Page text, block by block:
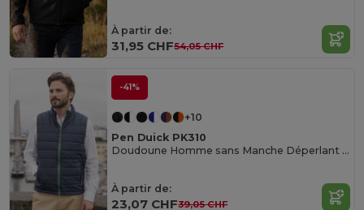
À partir de:
31,95 CHF54,05 CHF
-41%
+10
Pen Duick PK310
Doudoune Homme sans Manche Déperlant & Coupe-Vent
À partir de:
23,07 CHF39,05 CHF